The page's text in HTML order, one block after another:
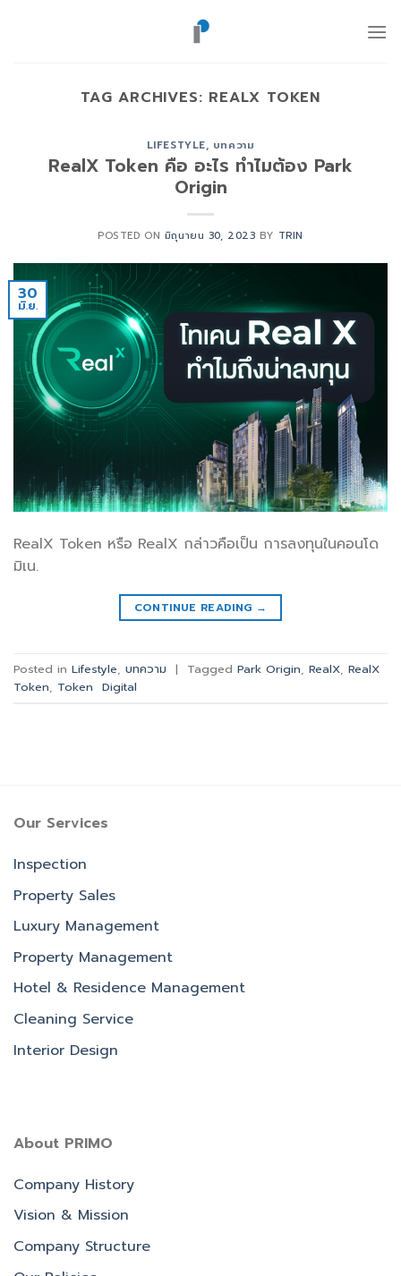
TAG ARCHIVES: REALX TOKEN
LIFESTYLE, บทความ
RealX Token คือ อะไร ทำไมต้อง Park
Origin
POSTED ON มิถุนายน 30, 2023 BY TRIN
30
มิ.ย.
RealX Token หรือ RealX กล่าวคือเป็น การลงทุนในคอนโด
มิเน.
CONTINUE READING →
Posted in Lifestyle บทความ | Tagged Park Origin RealX RealX
Token Token Digital
Our Services
Inspection
Property Sales
Luxury Management
Property Management
Hotel & Residence Management
Cleaning Service
Interior Design
About PRIMO
Company History
Vision & Mission
Company Structure